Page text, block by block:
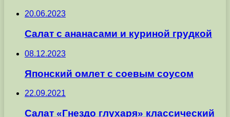
20.06.2023
Салат с ананасами и куриной грудкой
08.12.2023
Японский омлет с соевым соусом
22.09.2021
Салат «Гнездо глухаря» классический